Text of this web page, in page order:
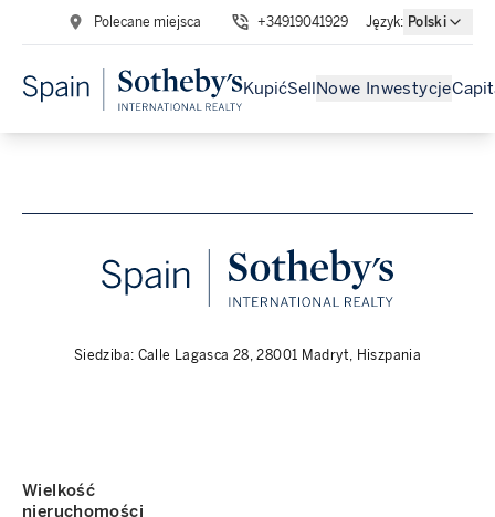
Polecane miejsca +34919041929 Język: Polski
KupićSell Nowe Inwestycje
Siedziba: Calle Lagasca 28, 28001 Madryt, Hiszpania
Wielkość
nieruchomości